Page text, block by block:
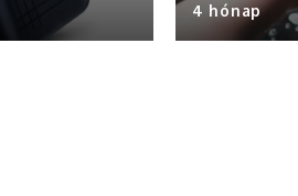
4 hónap